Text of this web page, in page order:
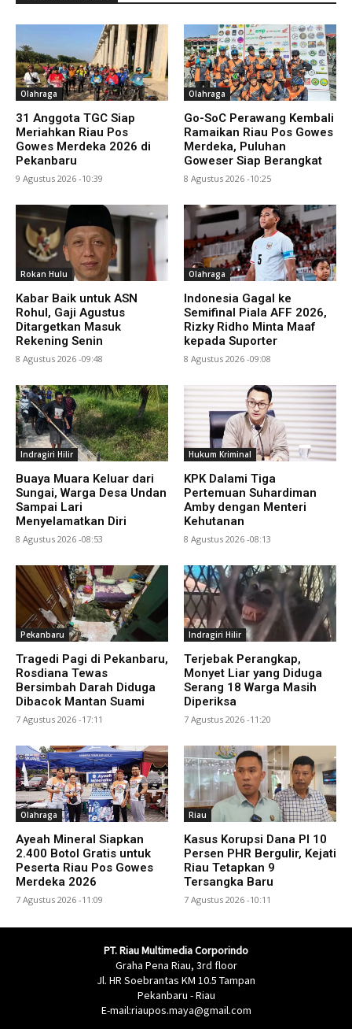
Olahraga
31 Anggota TGC Siap
Meriahkan Riau Pos
Gowes Merdeka 2026 di
Pekanbaru
9 Agustus 2026 -10:39
Olahraga
Go-SoC Perawang Kembali
Ramaikan Riau Pos Gowes
Merdeka, Puluhan
Goweser Siap Berangkat
8 Agustus 2026 -10:25
Rokan Hulu
Kabar Baik untuk ASN
Rohul, Gaji Agustus
Ditargetkan Masuk
Rekening Senin
8 Agustus 2026 -09:48
Olahraga
Indonesia Gagal ke
Semifinal Piala AFF 2026,
Rizky Ridho Minta Maaf
kepada Suporter
8 Agustus 2026 -09:08
Indragiri Hilir
Buaya Muara Keluar dari
Sungai, Warga Desa Undan
Sampai Lari
Menyelamatkan Diri
8 Agustus 2026 -08:53
Hukum Kriminal
KPK Dalami Tiga
Pertemuan Suhardiman
Amby dengan Menteri
Kehutanan
8 Agustus 2026 -08:13
Pekanbaru
Tragedi Pagi di Pekanbaru,
Rosdiana Tewas
Bersimbah Darah Diduga
Dibacok Mantan Suami
7 Agustus 2026 -17:11
Indragiri Hilir
Terjebak Perangkap,
Monyet Liar yang Diduga
Serang 18 Warga Masih
Diperiksa
7 Agustus 2026 -11:20
Olahraga
Ayeah Mineral Siapkan
2.400 Botol Gratis untuk
Peserta Riau Pos Gowes
Merdeka 2026
7 Agustus 2026 -11:09
Riau
Kasus Korupsi Dana PI 10
Persen PHR Bergulir, Kejati
Riau Tetapkan 9
Tersangka Baru
7 Agustus 2026 -10:11
PT. Riau Multimedia Corporindo
Graha Pena Riau, 3rd floor
Jl. HR Soebrantas KM 10.5 Tampan
Pekanbaru - Riau
E-mail:riaupos.maya@gmail.com